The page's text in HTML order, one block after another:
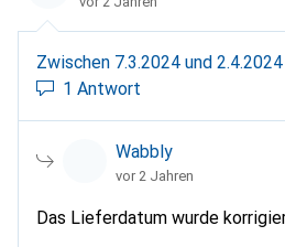
Zwischen 7.3.2024 und
1 Antwort
Wabbly
vor 2 Jahren
Das Lieferdatum wurde